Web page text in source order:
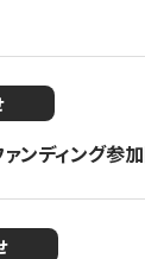
ンディング参